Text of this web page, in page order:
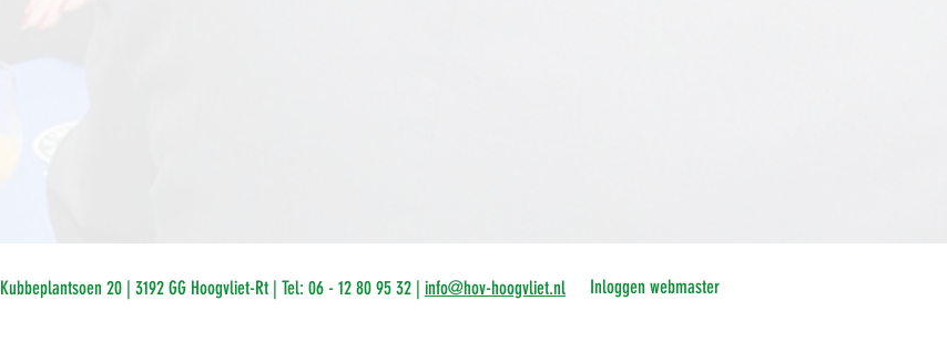
Kubbeplantsoen 20 | 3192 GG Hoogvliet-Rt | Tel: 06 - 12 80 95 32 | info@hov-hoogvliet.nl Inloggen webmaster